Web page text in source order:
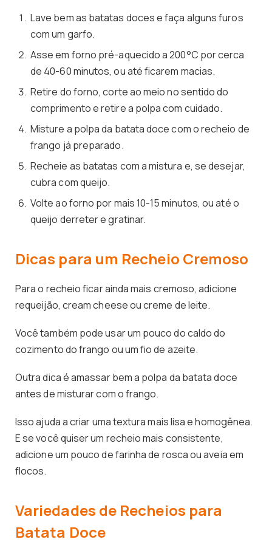
Lave bem as batatas doces e faça alguns furos
com um garfo.
Asse em forno pré-aquecido a 200°C por cerca
de 40-60 minutos, ou até ficarem macias.
Retire do forno, corte ao meio no sentido do
comprimento e retire a polpa com cuidado.
Misture a polpa da batata doce com o recheio de
frango já preparado.
Recheie as batatas com a mistura e, se desejar,
cubra com queijo.
Volte ao forno por mais 10-15 minutos, ou até o
queijo derreter e gratinar.
Dicas para um Recheio Cremoso
Para o recheio ficar ainda mais cremoso, adicione
requeijão, cream cheese ou creme de leite.
Você também pode usar um pouco do caldo do
cozimento do frango ou um fio de azeite.
Outra dica é amassar bem a polpa da batata doce
antes de misturar com o frango.
Isso ajuda a criar uma textura mais lisa e homogênea.
E se você quiser um recheio mais consistente,
adicione um pouco de farinha de rosca ou aveia em
flocos.
Variedades de Recheios para
Batata Doce